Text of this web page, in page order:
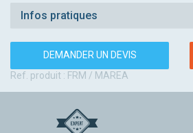
Infos pratiques
DEMANDER UN DEVIS
Ref. produit : FRM / MAREA